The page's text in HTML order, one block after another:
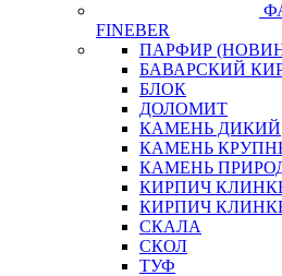
FINEBER
ПАРФИР
БАВАРСКИЙ
БЛОК
ДОЛОМИТ
КАМЕНЬ ДИКИЙ
КАМЕНЬ
КАМЕНЬ
КИРПИЧ
КИРПИЧ
СКАЛА
СКОЛ
ТУФ